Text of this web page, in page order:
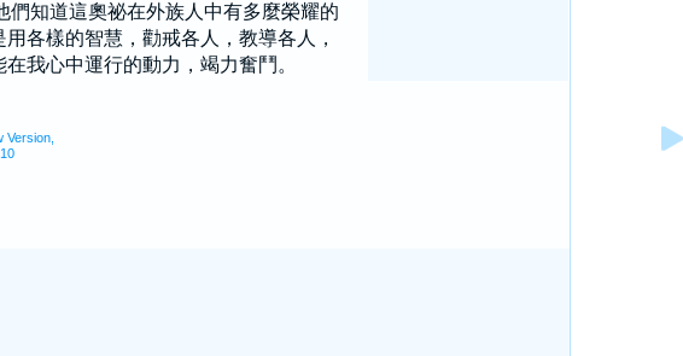
知道這奧祕在外族人中有多麼榮耀的
各樣的智慧，勸戒各人，教導各人，
我心中運行的動力，竭力奮鬥。
Version,